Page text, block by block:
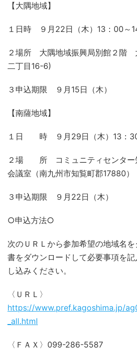
【大隅地域】
１日時 ９月22日（木）13：00～
２場所 大隅地域振興局別館２階
二丁目16-6)
３申込期限 ９月15日（木）
【南薩地域】
１日 時 ９月29日（木）13：
２場 所 コミュニティセンター
会議室（南九州市知覧町郡17880）
３申込期限 ９月22日（木）
○申込方法○
次のＵＲＬから参加希望の地域名
書をダウンロードして必要事項を
し込みください。
〈ＵＲＬ〉
https://www.pref.kagoshima.jp/
_all.html
〈ＦＡＸ〉099-286-5587